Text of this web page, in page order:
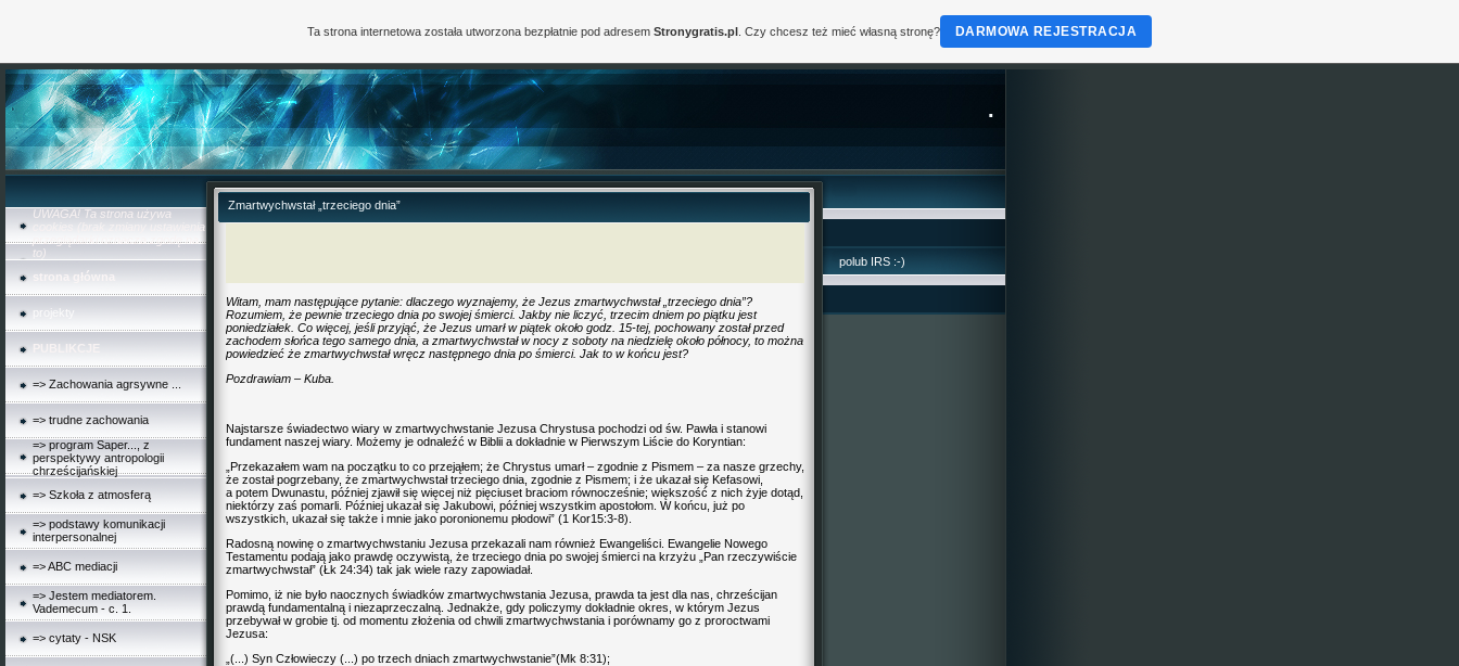
.
UWAGA! Ta strona używa
cookies (brak zmiany ustawienia
przeglądarki oznacza zgodę na
to)
strona główna
projekty
PUBLIKCJE
=> Zachowania agrsywne ...
=> trudne zachowania
=> program Saper..., z
perspektywy antropologii
chrześcijańskiej
=> Szkoła z atmosferą
=> podstawy komunikacji
interpersonalnej
=> ABC mediacji
=> Jestem mediatorem.
Vademecum - c. 1.
=> cytaty - NSK
Zmartwychwstał „trzeciego dnia”
Witam, mam następujące pytanie: dlaczego wyznajemy, że Jezus zmartwychwstał „trzeciego dnia”?
Rozumiem, że pewnie trzeciego dnia po swojej śmierci. Jakby nie liczyć, trzecim dniem po piątku jest
poniedziałek. Co więcej, jeśli przyjąć, że Jezus umarł w piątek około godz. 15-tej, pochowany został przed
zachodem słońca tego samego dnia, a zmartwychwstał w nocy z soboty na niedzielę około północy, to można
powiedzieć że zmartwychwstał wręcz następnego dnia po śmierci. Jak to w końcu jest?
Pozdrawiam – Kuba.
Najstarsze świadectwo wiary w zmartwychwstanie Jezusa Chrystusa pochodzi od św. Pawła i stanowi
fundament naszej wiary. Możemy je odnaleźć w Biblii a dokładnie w Pierwszym Liście do Koryntian:
„Przekazałem wam na początku to co przejąłem; że Chrystus umarł – zgodnie z Pismem – za nasze grzechy,
że został pogrzebany, że zmartwychwstał trzeciego dnia, zgodnie z Pismem; i że ukazał się Kefasowi,
a potem Dwunastu, później zjawił się więcej niż pięciuset braciom równocześnie; większość z nich żyje dotąd,
niektórzy zaś pomarli. Później ukazał się Jakubowi, później wszystkim apostołom. W końcu, już po
wszystkich, ukazał się także i mnie jako poronionemu płodowi” (1 Kor15:3-8).
Radosną nowinę o zmartwychwstaniu Jezusa przekazali nam również Ewangeliści. Ewangelie Nowego
Testamentu podają jako prawdę oczywistą, że trzeciego dnia po swojej śmierci na krzyżu „Pan rzeczywiście
zmartwychwstał” (Łk 24:34) tak jak wiele razy zapowiadał.
Pomimo, iż nie było naocznych świadków zmartwychwstania Jezusa, prawda ta jest dla nas, chrześcijan
prawdą fundamentalną i niezaprzeczalną. Jednakże, gdy policzymy dokładnie okres, w którym Jezus
przebywał w grobie tj. od momentu złożenia od chwili zmartwychwstania i porównamy go z proroctwami
Jezusa:
„(...) Syn Człowieczy (...) po trzech dniach zmartwychwstanie”(Mk 8:31);
polub IRS :-)
Ta strona internetowa została utworzona bezpłatnie pod adresem Stronygratis.pl. Czy chcesz też mieć własną stronę? DARMOWA REJESTRACJA